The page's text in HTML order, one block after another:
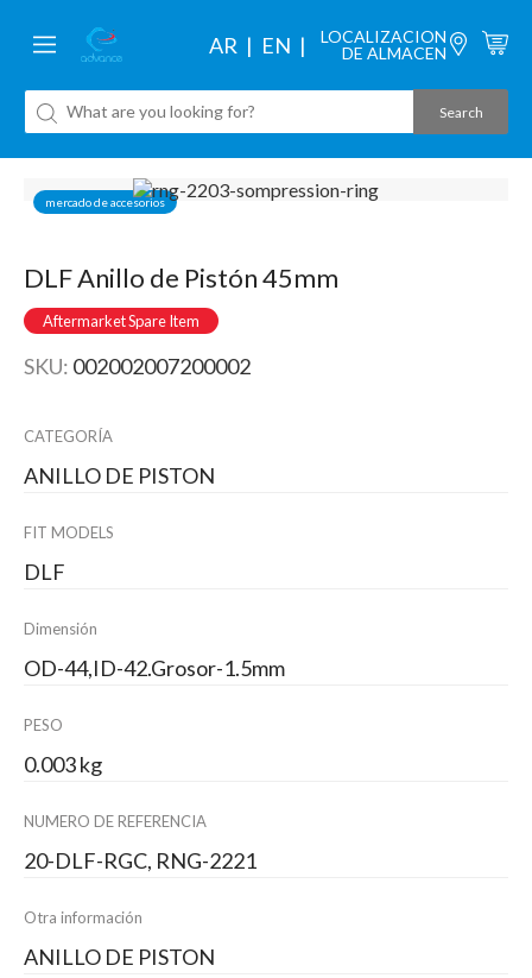
AR EN
LOCALIZACION
DE ALMACEN
mercado de accesorios
DLF Anillo de Pistón 45mm
Aftermarket Spare Item
SKU: 002002007200002
CATEGORÍA
ANILLO DE PISTON
FIT MODELS
DLF
Dimensión
OD-44,ID-42.Grosor-1.5mm
PESO
0.003 kg
NUMERO DE REFERENCIA
20-DLF-RGC, RNG-2221
Otra información
ANILLO DE PISTON